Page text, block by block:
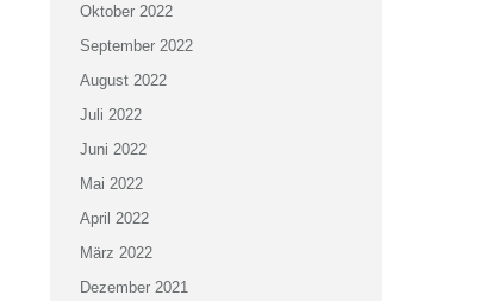
Oktober 2022
September 2022
August 2022
Juli 2022
Juni 2022
Mai 2022
April 2022
März 2022
Dezember 2021